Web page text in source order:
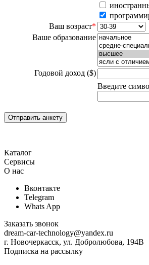
Ваш возраст*
Ваше образование
Годовой доход ($)
Введите
Каталог
Сервисы
О нас
Вконтакте
Telegram
Whats App
Заказать звонок
dream-car-technology@yandex.ru
г. Новочеркасск, ул. Добролюбова, 194В
Подписка на рассылку